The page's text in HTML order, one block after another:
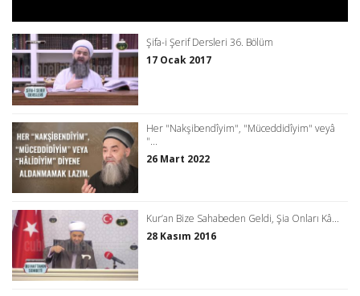
Şifa-i Şerif Dersleri 36. Bölüm
17 Ocak 2017
Her "Nakşibendîyim", "Müceddidîyim" veyâ
"...
26 Mart 2022
Kur’an Bize Sahabeden Geldi, Şia Onları Kâ...
28 Kasım 2016